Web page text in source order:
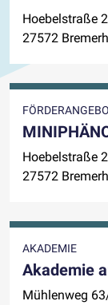
Hoebelstraße
27572
Hoebelstraße
27572
AKADEMIE
Akademie
Mühlenweg